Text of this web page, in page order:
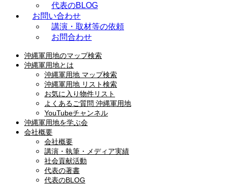
代表のBLOG
お問い合わせ
講演・取材等の依頼
お問合わせ
沖縄軍用地のマップ検索
沖縄軍用地とは
沖縄軍用地 マップ検索
沖縄軍用地 リスト検索
お気に入り物件リスト
よくあるご質問 沖縄軍用地
YouTubeチャンネル
沖縄軍用地を学ぶ会
会社概要
会社概要
講演・執筆・メディア実績
社会貢献活動
代表の著書
代表のBLOG